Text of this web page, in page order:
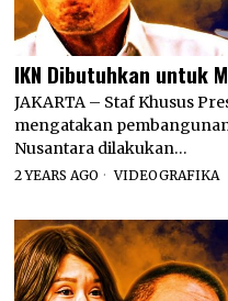
IKN Dibutuhkan untuk
JAKARTA – Staf Khusus
mengatakan
Nusantara dilakukan…
2 YEARS AGO VIDEOGRAFIKA